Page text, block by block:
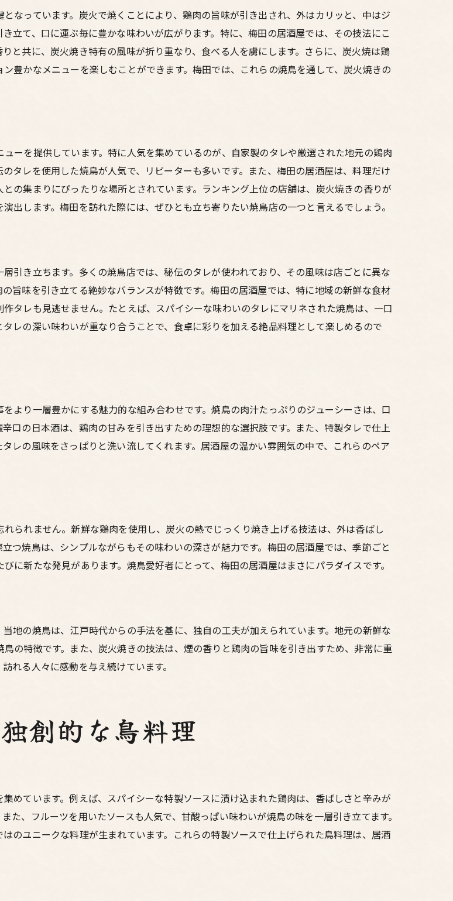
シピで楽しむ新しい鶏肉の楽しみ方
食材を使った創作メニューの秘密
シェフが語る鳥料理のこだわり
居酒屋でしか体験できない鳥料理
高評価の焼鳥店ベストチョイス
居酒屋で味わう焼鳥体験談
心者必見！梅田のおすすめ店
鶏肉を使った絶品料理の裏側
焼き手が語る鳥料理の真髄
合う絶妙な調味料の選び方
焼鳥が特別な理由
味を体験できる焼鳥の魅力
らではの焼鳥のこだわりポイント
通じて知る梅田の食文化
屋で堪能する新鮮な鳥料理
鳥肉を使った料理の魅力
こだわる居酒屋の選び方
らではの新鮮な鳥料理の楽しみ方
で味わう新鮮な鳥料理の醍醐味
活かした梅田の焼鳥体験
消の魅力を感じる焼鳥の味
食材組み合わせで味わう焼鳥
す心温まる居酒屋の夜
の雰囲気で心温まるひとときを
なっています。炭火で焼くことにより、鶏肉の旨味が引き出され、外はカリッと、中はジ
立て、口に運ぶ毎に豊かな味わいが広がります。特に、梅田の居酒屋では、その技法にこ
と共に、炭火焼き特有の風味が折り重なり、食べる人を虜にします。さらに、炭火焼は鶏
豊かなメニューを楽しむことができます。梅田では、これらの焼鳥を通して、炭火焼きの
ーを提供しています。特に人気を集めているのが、自家製のタレや厳選された地元の鶏肉
タレを使用した焼鳥が人気で、リピーターも多いです。また、梅田の居酒屋は、料理だけ
の集まりにぴったりな場所とされています。ランキング上位の店舗は、炭火焼きの香りが
出します。梅田を訪れた際には、ぜひとも立ち寄りたい焼鳥店の一つと言えるでしょう。
引き立ちます。多くの焼鳥店では、秘伝のタレが使われており、その風味は店ごとに異な
旨味を引き立てる絶妙なバランスが特徴です。梅田の居酒屋では、特に地域の新鮮な食材
タレも見逃せません。たとえば、スパイシーな味わいのタレにマリネされた焼鳥は、一口
レの深い味わいが重なり合うことで、食卓に彩りを加える絶品料理として楽しめるので
より一層豊かにする魅力的な組み合わせです。焼鳥の肉汁たっぷりのジューシーさは、口
口の日本酒は、鶏肉の甘みを引き出すための理想的な選択肢です。また、特製タレで仕上
レの風味をさっぱりと洗い流してくれます。居酒屋の温かい雰囲気の中で、これらのペア
られません。新鮮な鶏肉を使用し、炭火の熱でじっくり焼き上げる技法は、外は香ばし
つ焼鳥は、シンプルながらもその味わいの深さが魅力です。梅田の居酒屋では、季節ごと
に新たな発見があります。焼鳥愛好者にとって、梅田の居酒屋はまさにパラダイスです。
地の焼鳥は、江戸時代からの手法を基に、独自の工夫が加えられています。地元の新鮮な
の特徴です。また、炭火焼きの技法は、煙の香りと鶏肉の旨味を引き出すため、非常に重
れる人々に感動を与え続けています。
創的な鳥料理
めています。例えば、スパイシーな特製ソースに漬け込まれた鶏肉は、香ばしさと辛みが
、フルーツを用いたソースも人気で、甘酸っぱい味わいが焼鳥の味を一層引き立てます。
のユニークな料理が生まれています。これらの特製ソースで仕上げられた鳥料理は、居酒